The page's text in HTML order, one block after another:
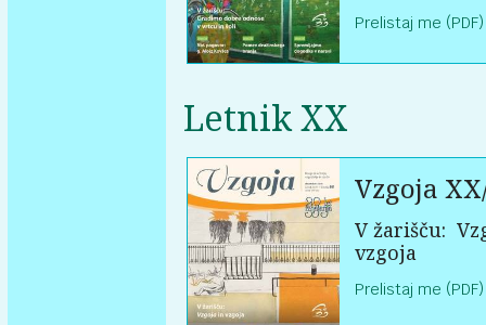
Prelistaj me (PDF)
Letnik XX
Vzgoja
V žarišču:
vzgoja
Prelistaj me (PDF)